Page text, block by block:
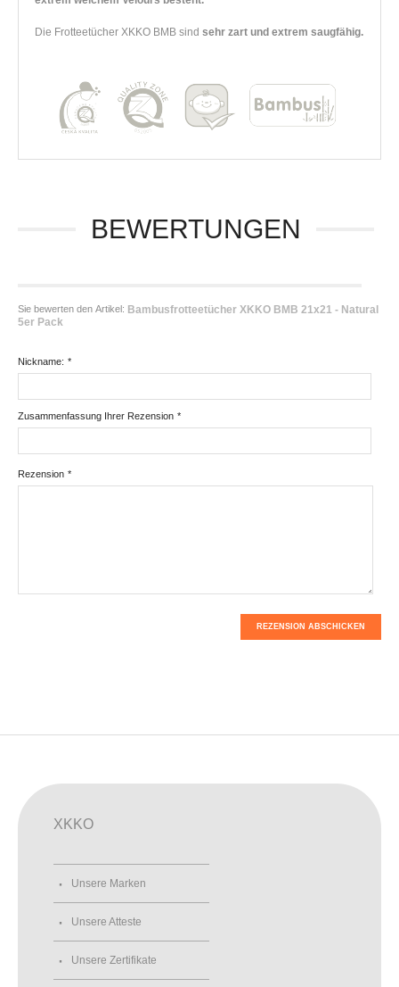
Die Frotteetücher XKKO BMB sind sehr zart und extrem saugfähig.
BEWERTUNGEN
Sie bewerten den Artikel: Bambusfrotteetücher XKKO BMB 21x21 - Natural
5er Pack
*
Nickname:
*
Zusammenfassung Ihrer Rezension
*
Rezension
REZENSION ABSCHICKEN
XKKO
Unsere Marken
Unsere Atteste
Unsere Zertifikate